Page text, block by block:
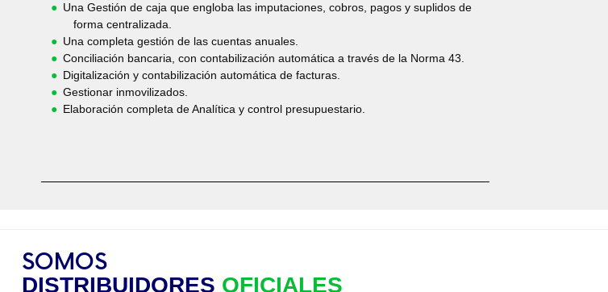
Una Gestión de caja que engloba las imputaciones, cobros, pagos y suplidos de
forma centralizada.
Una completa gestión de las cuentas anuales.
Conciliación bancaria, con contabilización automática a través de la Norma 43.
Digitalización y contabilización automática de facturas.
Gestionar inmovilizados.
Elaboración completa de Analítica y control presupuestario.
SOMOS
DISTRIBUIDORES OFICIALES